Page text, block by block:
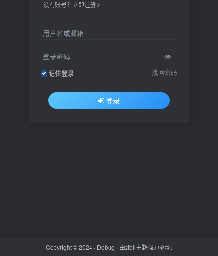
没有账号？立即注册
用户名或邮箱
登录密码
记住登录 找回密码
登录
Copyright © 2024 · Debug · 由zibll主题强力驱动.